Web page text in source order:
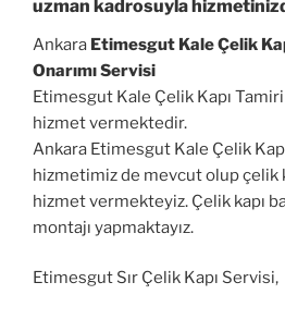
uzman kadrosuyla
Ankara Etimesgut Kale Çelik
Onarımı Servisi
Etimesgut Kale Çelik Kapı
hizmet vermektedir.
Ankara Etimesgut Kale Çelik
hizmetimiz de mevcut olup çelik
hizmet vermekteyiz. Çelik kapı
montajı yapmaktayız.
Etimesgut Sır Çelik Kapı Servisi,